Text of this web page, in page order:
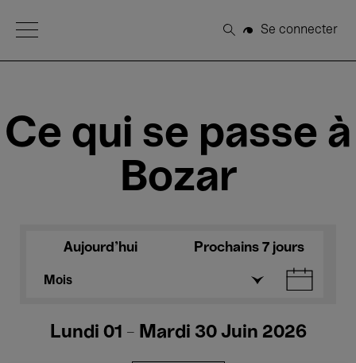
Open Menu
Rechercher
Se connecter
Ce qui se passe à
Bozar
Aujourd'hui Prochains 7 jours
Mois
Lundi 01 - Mardi 30 Juin 2026